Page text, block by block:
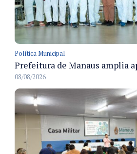
Política Municipal
08/08/2026